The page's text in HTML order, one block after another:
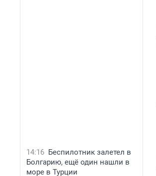
14:16 Беспилотник залетел в
Болгарию, ещё один нашли в
море в Турции